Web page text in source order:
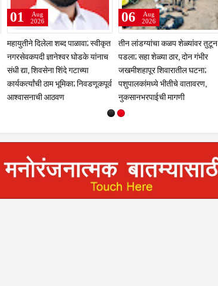
महायुतीने दिलेला शब्द पाळावा; स्वीकृत
नगरसेवकपदी ज्ञानेश्वर घोडके यांनाच
संधी द्या, शिवसेना शिंदे गटाच्या
कार्यकर्त्यांची ठाम भूमिका; निवडणूकपूर्व
आश्वासनाची आठवण
01
Aug
2026
तीन लांडग्यांचा कळप शेळ्यांवर तुटून
पडला; सहा शेळ्या ठार, दोन गंभीर
जखमीशहापूर शिवारातील घटना;
पशुपालकांमध्ये भीतीचे वातावरण,
नुकसानभरपाईची मागणी
06
Aug
2026